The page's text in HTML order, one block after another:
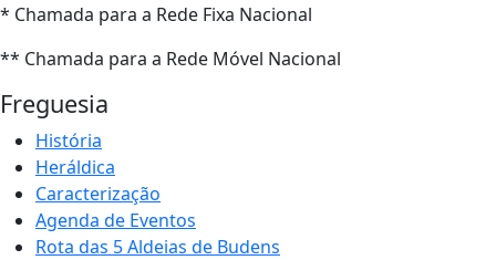
* Chamada para a Rede Fixa Nacional
** Chamada para a Rede Móvel Nacional
Freguesia
História
Heráldica
Caracterização
Agenda de Eventos
Rota das 5 Aldeias de Budens